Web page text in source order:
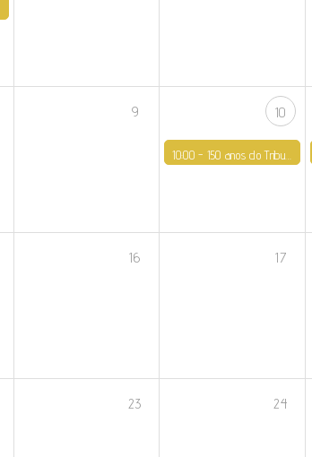
9 10
10:00 - 150 anos do Tribunal de Olhão
16 17
23 24